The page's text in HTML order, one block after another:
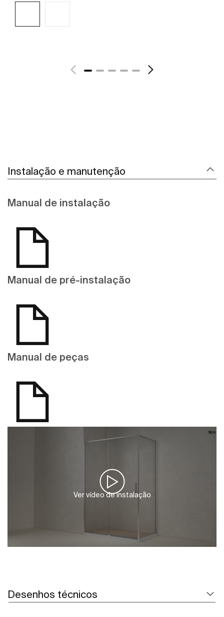
Instalação e manutenção
Manual de instalação
Manual de pré-instalação
Manual de peças
Ver vídeo de instalação
Desenhos técnicos